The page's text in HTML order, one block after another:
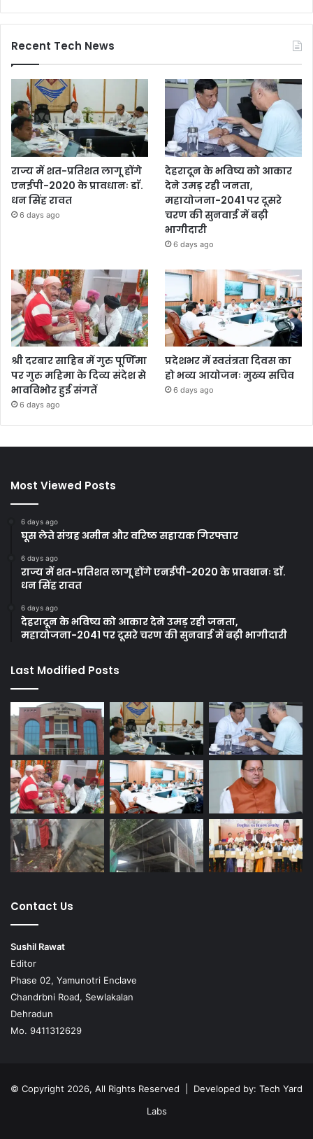
Recent Tech News
राज्य में शत-प्रतिशत लागू होंगे
एनईपी-2020 के प्रावधानः डाॅ.
धन सिंह रावत
6 days ago
देहरादून के भविष्य को आकार
देने उमड़ रही जनता,
महायोजना-2041 पर दूसरे
चरण की सुनवाई में बढ़ी
भागीदारी
6 days ago
श्री दरबार साहिब में गुरु पूर्णिमा
पर गुरु महिमा के दिव्य संदेश से
भावविभोर हुई संगतें
6 days ago
प्रदेशभर में स्वतंत्रता दिवस का
हो भव्य आयोजनः मुख्य सचिव
6 days ago
Most Viewed Posts
6 days ago
घूस लेते संग्रह अमीन और वरिष्ठ सहायक गिरफ्तार
6 days ago
राज्य में शत-प्रतिशत लागू होंगे एनईपी-2020 के प्रावधानः डाॅ.
धन सिंह रावत
6 days ago
देहरादून के भविष्य को आकार देने उमड़ रही जनता,
महायोजना-2041 पर दूसरे चरण की सुनवाई में बढ़ी भागीदारी
Last Modified Posts
Contact Us
Sushil Rawat
Editor
Phase 02, Yamunotri Enclave
Chandrbni Road, Sewlakalan
Dehradun
Mo. 9411312629
© Copyright 2026, All Rights Reserved | Developed by: Tech Yard
Labs